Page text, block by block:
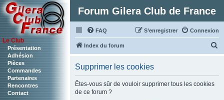
Le Club
Présentation
Adhésion
Pièces
Commandes
Partenaires
Rencontres
Contact
Forum Gilera Club de France
FAQ Connexion
S’enregistrer
Index du forum
Supprimer les cookies
Êtes-vous sûr de vouloir supprimer tous les cookies
de ce forum ?